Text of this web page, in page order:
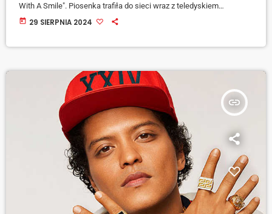
With A Smile". Piosenka trafiła do sieci wraz z teledyskiem
wyreżyserowanym przez samego Marsa. Łącząca niezwykłą
album w Malibu i […]
today 29 SIERPNIA 2024
insert_link